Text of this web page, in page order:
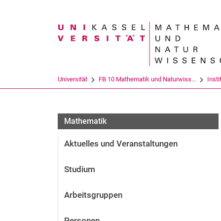
Suchbegriff
Universität FB 10 Mathematik und Naturwiss...
Mathematik
Aktuelles und Veranstaltungen
Studium
Arbeitsgruppen